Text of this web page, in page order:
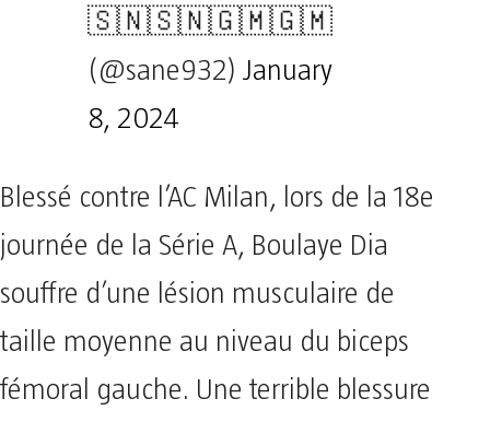
🇸🇳🇸🇳🇬🇲🇬🇲
(@sane932) January
8, 2024
Blessé contre l’AC Milan, lors de la 18e
journée de la Série A, Boulaye Dia
souffre d’une lésion musculaire de
taille moyenne au niveau du biceps
fémoral gauche. Une terrible blessure